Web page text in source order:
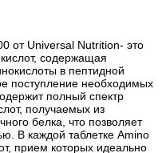
от Universal Nutrition- это
содержащая
в пептидной
поступление необходимых
полный спектр
получаемых из
белка, что позволяет
В каждой таблетке Amino
прием которых идеально